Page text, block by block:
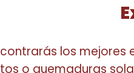
los mejores
o quemaduras